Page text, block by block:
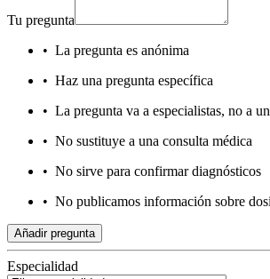
Tu pregunta
• La pregunta es anónima
• Haz una pregunta específica
• La pregunta va a especialistas, no a
• No sustituye a una consulta médica
• No sirve para confirmar diagnósticos
• No publicamos información sobre
Añadir pregunta
Especialidad